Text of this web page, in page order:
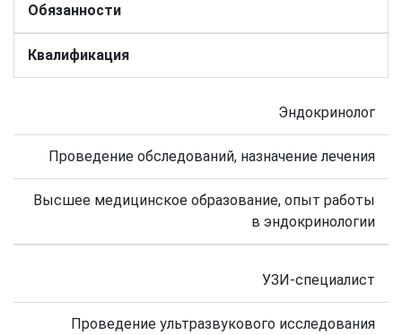
Обязанности
Квалификация
Эндокринолог
Проведение обследований, назначение лечения
Высшее медицинское образование, опыт работы
в эндокринологии
УЗИ-специалист
Проведение ультразвукового исследования